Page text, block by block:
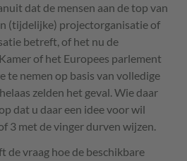
dat de mensen aan de top van
(tijdelijke) projectorganisatie of
betreft, of het nu de
of het Europees parlement
te nemen op basis van volledige
zelden het geval. Wie daar
dat u daar een idee voor wil
3 met de vinger durven wijzen.
de vraag hoe de beschikbare